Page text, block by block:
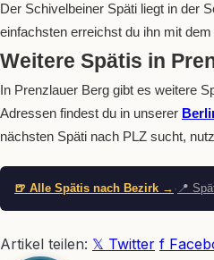
Der Schivelbeiner Späti liegt in der
einfachsten erreichst du ihn mit dem
Weitere Spätis in
In Prenzlauer Berg gibt es weitere
Adressen findest du in unserer
nächsten Späti nach PLZ sucht,
🍺 Alle Spätis nach Bezirk → · 📍
Artikel teilen: 𝕏 Twitter f